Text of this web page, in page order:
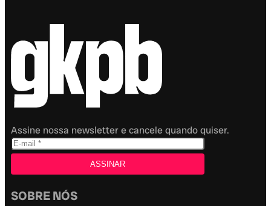
Assine nossa newsletter e cancele quando quiser.
SOBRE NÓS